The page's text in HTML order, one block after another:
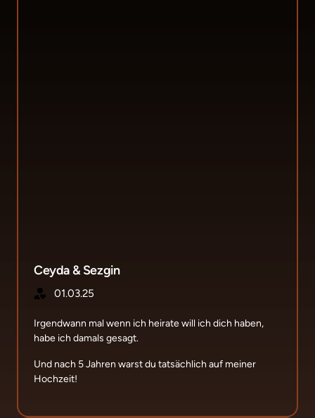
Ceyda & Sezgin
01.03.25
Irgendwann mal wenn ich heirate will ich dich haben,
habe ich damals gesagt.
Und nach 5 Jahren warst du tatsächlich auf meiner
Hochzeit!